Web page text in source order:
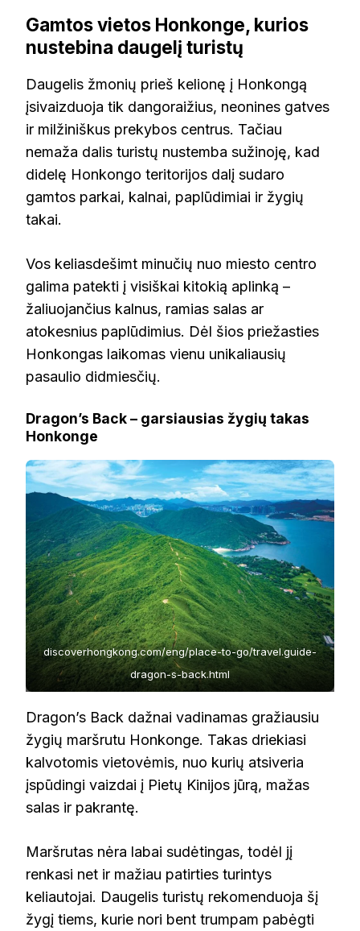
Gamtos vietos Honkonge, kurios
nustebina daugelį turistų
Daugelis žmonių prieš kelionę į Honkongą
įsivaizduoja tik dangoraižius, neonines gatves
ir milžiniškus prekybos centrus. Tačiau
nemaža dalis turistų nustemba sužinoję, kad
didelę Honkongo teritorijos dalį sudaro
gamtos parkai, kalnai, paplūdimiai ir žygių
takai.
Vos keliasdešimt minučių nuo miesto centro
galima patekti į visiškai kitokią aplinką –
žaliuojančius kalnus, ramias salas ar
atokesnius paplūdimius. Dėl šios priežasties
Honkongas laikomas vienu unikaliausių
pasaulio didmiesčių.
Dragon’s Back – garsiausias žygių takas
Honkonge
discoverhongkong.com/eng/place-to-go/travel.guide-
dragon-s-back.html
Dragon’s Back dažnai vadinamas gražiausiu
žygių maršrutu Honkonge. Takas driekiasi
kalvotomis vietovėmis, nuo kurių atsiveria
įspūdingi vaizdai į Pietų Kinijos jūrą, mažas
salas ir pakrantę.
Maršrutas nėra labai sudėtingas, todėl jį
renkasi net ir mažiau patirties turintys
keliautojai. Daugelis turistų rekomenduoja šį
žygį tiems, kurie nori bent trumpam pabėgti